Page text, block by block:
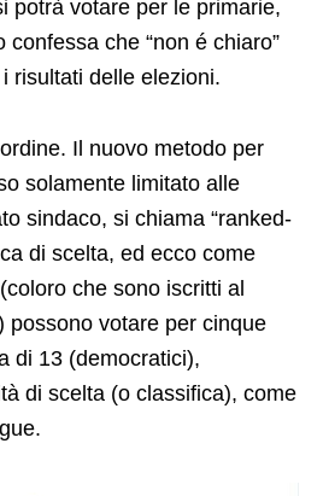
potrà votare per le primarie,
che “non é chiaro”
risultati delle elezioni.
Il nuovo metodo per
solamente limitato alle
sindaco, si chiama “ranked-
di scelta, ed ecco come
che sono iscritti al
possono votare per cinque
di 13 (democratici),
di scelta (o classifica), come